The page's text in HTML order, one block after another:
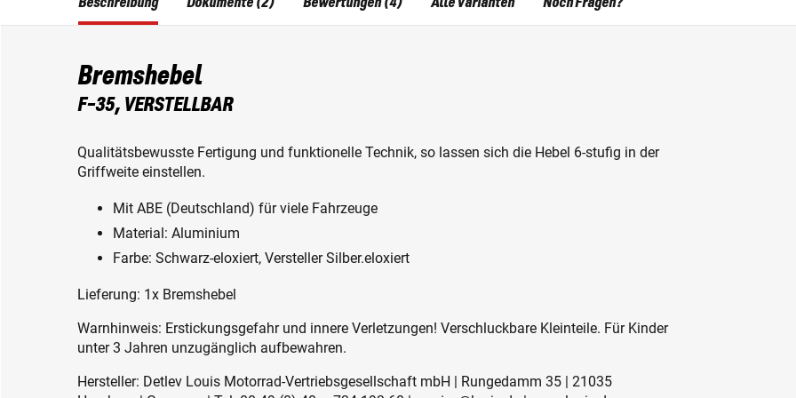
Bremshebel
F-35, VERSTELLBAR
Qualitätsbewusste Fertigung und funktionelle Technik, so lassen sich die Hebel 6-stufig in der
Griffweite einstellen.
Mit ABE (Deutschland) für viele Fahrzeuge
Material: Aluminium
Farbe: Schwarz-eloxiert, Versteller Silber.eloxiert
Lieferung: 1x Bremshebel
Warnhinweis: Erstickungsgefahr und innere Verletzungen! Verschluckbare Kleinteile. Für Kinder
unter 3 Jahren unzugänglich aufbewahren.
Hersteller: Detlev Louis Motorrad-Vertriebsgesellschaft mbH | Rungedamm 35 | 21035